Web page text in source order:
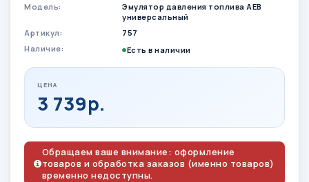
Модель:
Эмулятор давления топлива АЕВ
универсальный
Артикул:
757
Наличие:
Есть в наличии
ЦЕНА
3 739р.
Обращаем ваше внимание: оформление
товаров и обработка заказов (именно товаров)
временно недоступны.